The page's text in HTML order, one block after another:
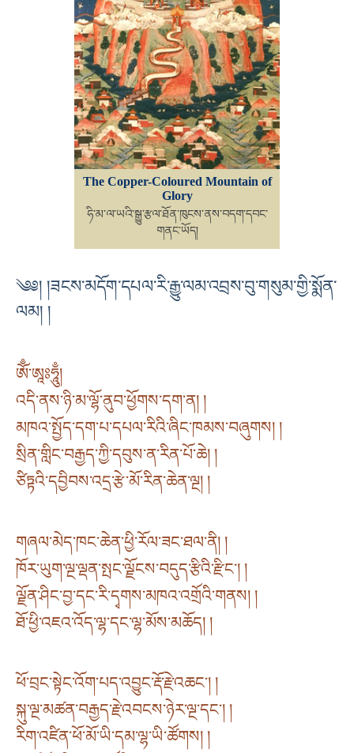
The Copper-Coloured Mountain of
Glory
ཧི་མ་ལ་ཡའི་སྒྱུ་རྩལ་ཐོན་ཁུངས་ནས་བདག་དབང་
གནང་ཡོད།
༄༅། །ཟངས་མདོག་དཔལ་རི་རྒྱུ་ལམ་འབྲས་བུ་གསུམ་གྱི་སྨོན་
ལམ། །
ཨོྃ་ཨཱཿཧཱུྃ།
འདི་ནས་ཉི་མ་ལྷོ་ནུབ་ཕྱོགས་དག་ན། །
མཁའ་སྤྱོད་དག་པ་དཔལ་རིའི་ཞིང་ཁམས་བཞུགས། །
སྲིན་གླིང་བརྒྱད་ཀྱི་དབུས་ན་རིན་པོ་ཆེ། །
ཙིཏྟའི་དབྱིབས་འདྲ་རྩེ་མོ་རིན་ཆེན་ལྔ། །
གཞལ་མེད་ཁང་ཆེན་ཕྱི་རོལ་ཟང་ཐལ་ནི། །
ཁོར་ཡུག་ལྔ་ལྡན་སྤང་ལྗོངས་བདུད་རྩིའི་རྫིང་། །
ལྗོན་ཤིང་བྱ་དང་རི་དྭགས་མཁའ་འགྲོའི་གནས། །
ཐོ་ཕྱི་འཇའ་འོད་ལྷ་དང་ལྷ་མོས་མཆོད། །
ཕོ་བྲང་སྟེང་འོག་པད་འབྱུང་རྡོ་རྗེ་འཆང་། །
སྐུ་ལྔ་མཚན་བརྒྱད་རྗེ་འབངས་ཉེར་ལྔ་དང་། །
རིག་འཛིན་ཕོ་མོ་ཡི་དམ་ལྷ་ཡི་ཚོགས། །